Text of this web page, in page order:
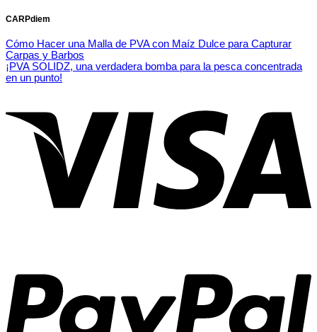
CARPdiem
Cómo Hacer una Malla de PVA con Maíz Dulce para Capturar
Carpas y Barbos
¡PVA SOLIDZ, una verdadera bomba para la pesca concentrada
en un punto!